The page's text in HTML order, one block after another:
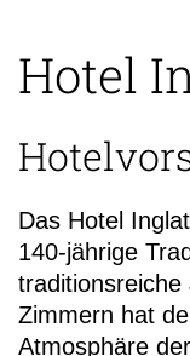
Hotel
Das Hotel
140-jährige
Zimmern hat
Atmosphäre